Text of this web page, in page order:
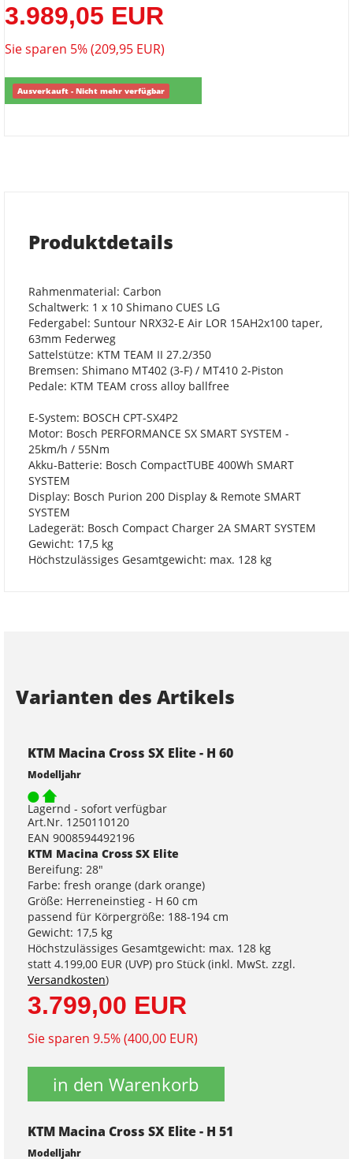
3.989,05 EUR
Sie sparen 5% (209,95 EUR)
Ausverkauft - Nicht mehr verfügbar
Produktdetails
Rahmenmaterial: Carbon
Schaltwerk: 1 x 10 Shimano CUES LG
Federgabel: Suntour NRX32-E Air LOR 15AH2x100 taper,
63mm Federweg
Sattelstütze: KTM TEAM II 27.2/350
Bremsen: Shimano MT402 (3-F) / MT410 2-Piston
Pedale: KTM TEAM cross alloy ballfree
E-System: BOSCH CPT-SX4P2
Motor: Bosch PERFORMANCE SX SMART SYSTEM -
25km/h / 55Nm
Akku-Batterie: Bosch CompactTUBE 400Wh SMART
SYSTEM
Display: Bosch Purion 200 Display & Remote SMART
SYSTEM
Ladegerät: Bosch Compact Charger 2A SMART SYSTEM
Gewicht: 17,5 kg
Höchstzulässiges Gesamtgewicht: max. 128 kg
Varianten des Artikels
KTM Macina Cross SX Elite - H 60
Modelljahr
Lagernd - sofort verfügbar
Art.Nr. 1250110120
EAN 9008594492196
KTM Macina Cross SX Elite
Bereifung: 28"
Farbe: fresh orange (dark orange)
Größe: Herreneinstieg - H 60 cm
passend für Körpergröße: 188-194 cm
Gewicht: 17,5 kg
Höchstzulässiges Gesamtgewicht: max. 128 kg
statt 4.199,00 EUR (UVP) pro Stück (inkl. MwSt. zzgl.
Versandkosten)
3.799,00 EUR
Sie sparen 9.5% (400,00 EUR)
in den Warenkorb
KTM Macina Cross SX Elite - H 51
Modelljahr